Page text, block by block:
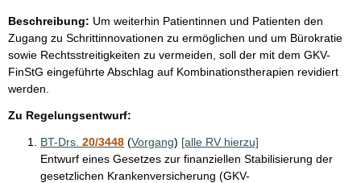
Beschreibung: Um weiterhin Patientinnen und Patienten den
Zugang zu Schrittinnovationen zu ermöglichen und um Bürokratie
sowie Rechtsstreitigkeiten zu vermeiden, soll der mit dem GKV-
FinStG eingeführte Abschlag auf Kombinationstherapien revidiert
werden.
Zu Regelungsentwurf:
BT-Drs. 20/3448 (Vorgang) [alle RV hierzu]
Entwurf eines Gesetzes zur finanziellen Stabilisierung der
gesetzlichen Krankenversicherung (GKV-